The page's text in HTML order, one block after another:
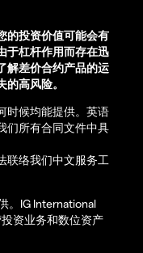
的投资价值可能会有
于杠杆作用而存在迅
解差价合约产品的运
高风险。
时候均能提供。英语
们所有合同文件中具
联络我们中文服务工
。IG International
资业务和数位资产